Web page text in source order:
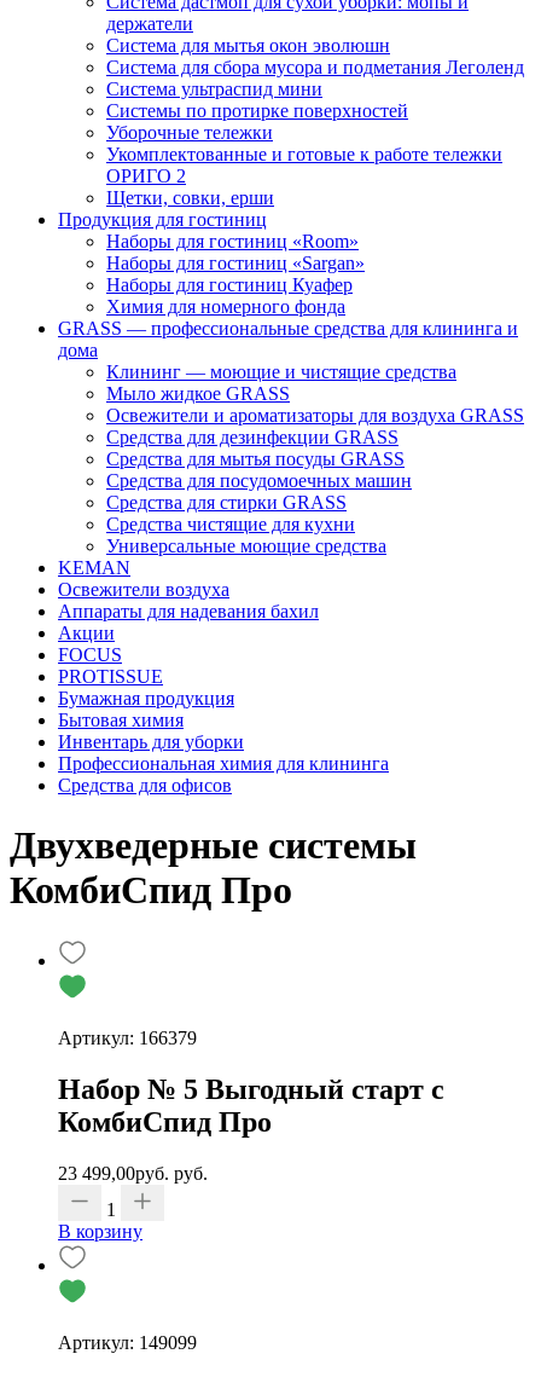
держатели
Система для мытья окон эволюшн
Система для сбора мусора и подметания Леголенд
Система ультраспид мини
Системы по протирке поверхностей
Уборочные тележки
Укомплектованные и готовые к работе тележки
ОРИГО 2
Щетки, совки, ерши
Продукция для гостиниц
Наборы для гостиниц «Room»
Наборы для гостиниц «Sargan»
Наборы для гостиниц Куафер
Химия для номерного фонда
GRASS — профессиональные средства для клининга и
дома
Клининг — моющие и чистящие средства
Мыло жидкое GRASS
Освежители и ароматизаторы для воздуха GRASS
Средства для дезинфекции GRASS
Средства для мытья посуды GRASS
Средства для посудомоечных машин
Средства для стирки GRASS
Средства чистящие для кухни
Универсальные моющие средства
KEMAN
Освежители воздуха
Аппараты для надевания бахил
Акции
FOCUS
PROTISSUE
Бумажная продукция
Бытовая химия
Инвентарь для уборки
Профессиональная химия для клининга
Средства для офисов
Двухведерные системы
КомбиСпид Про
Артикул: 166379
Набор № 5 Выгодный старт с
КомбиСпид Про
23 499,00руб. руб.
1
В корзину
Артикул: 149099